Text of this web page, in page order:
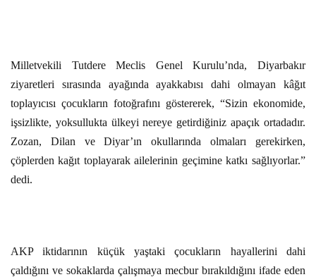
Milletvekili Tutdere Meclis Genel Kurulu’nda, Diyarbakır
ziyaretleri sırasında ayağında ayakkabısı dahi olmayan kâğıt
toplayıcısı çocukların fotoğrafını göstererek, “Sizin ekonomide,
işsizlikte, yoksullukta ülkeyi nereye getirdiğiniz apaçık ortadadır.
Zozan, Dilan ve Diyar’ın okullarında olmaları gerekirken,
çöplerden kağıt toplayarak ailelerinin geçimine katkı sağlıyorlar.”
dedi.
AKP iktidarının küçük yaştaki çocukların hayallerini dahi
çaldığını ve sokaklarda çalışmaya mecbur bırakıldığını ifade eden